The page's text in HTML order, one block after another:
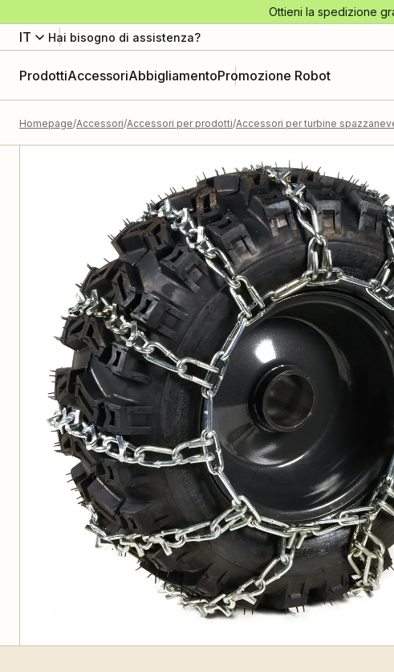
Ottieni la spedizione
IT Hai bisogno di assistenza?
ProdottiAccessoriAbbigliamentoPromozione Robot
Homepage Accessori Accessori per prodotti Accessori per turbine